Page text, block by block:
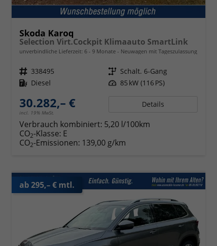
Skoda Karoq
Selection Virt.Cockpit Klimaauto SmartLink
unverbindliche Lieferzeit: 6 - 9 Monate Neuwagen mit Tageszulassung
Fahrzeugnr. 338495 Getriebe Schalt. 6-Gang
Kraftstoff Diesel Leistung 85 kW (116 PS)
30.282,– €
incl. 19% MwSt.
Details
Verbrauch kombiniert: 5,20 l/100km
CO2-Klasse: E
CO2-Emissionen: 139,00 g/km
ab 295,– € mtl.